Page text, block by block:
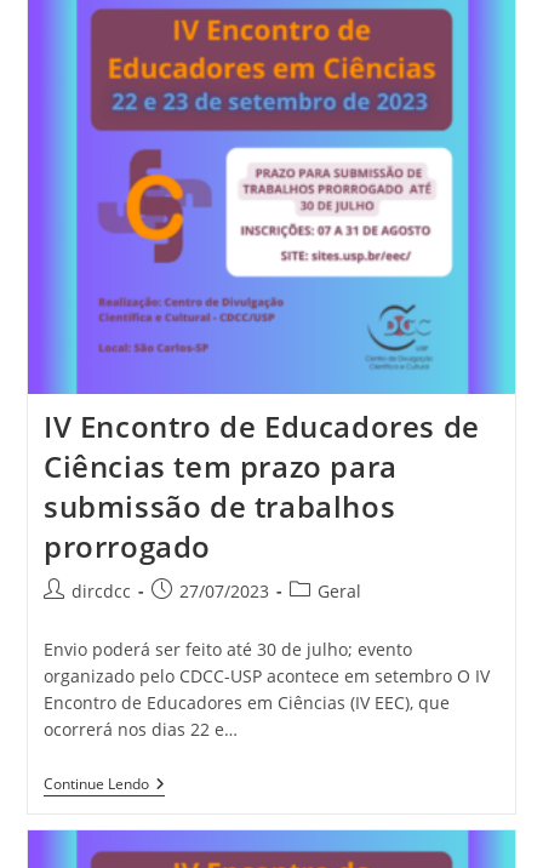
IV Encontro de Educadores de
Ciências tem prazo para
submissão de trabalhos
prorrogado
dircdcc 27/07/2023 Geral
Envio poderá ser feito até 30 de julho; evento
organizado pelo CDCC-USP acontece em setembro O IV
Encontro de Educadores em Ciências (IV EEC), que
ocorrerá nos dias 22 e…
Continue Lendo